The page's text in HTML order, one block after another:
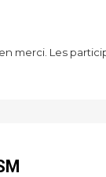
merci. Les